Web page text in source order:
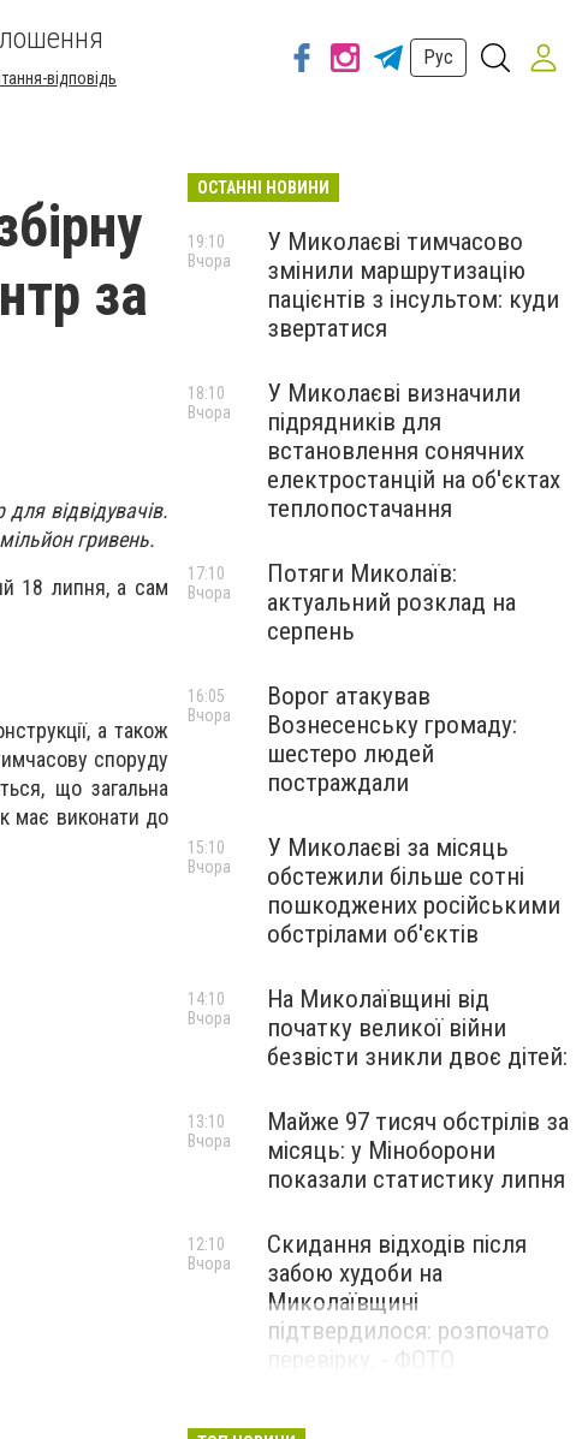
відповідь
Рус
за
відвідувачів.
гривень.
18 липня, а сам
а також
споруду
що загальна
має виконати до
ОСТАННІ НОВИНИ
У Миколаєві тимчасово
змінили маршрутизацію
пацієнтів з інсультом: куди
звертатися
19:10
Вчора
У Миколаєві визначили
підрядників для
встановлення сонячних
електростанцій на об'єктах
теплопостачання
18:10
Вчора
Потяги Миколаїв:
актуальний розклад на
серпень
17:10
Вчора
Ворог атакував
Вознесенську громаду:
шестеро людей
постраждали
16:05
Вчора
У Миколаєві за місяць
обстежили більше сотні
пошкоджених російськими
обстрілами об'єктів
15:10
Вчора
На Миколаївщині від
початку великої війни
безвісти зникли двоє дітей:
14:10
Вчора
Майже 97 тисяч обстрілів за
місяць: у Міноборони
показали статистику липня
13:10
Вчора
Скидання відходів після
забою худоби на
Миколаївщині
підтвердилося: розпочато
перевірку, - ФОТО
12:10
Вчора